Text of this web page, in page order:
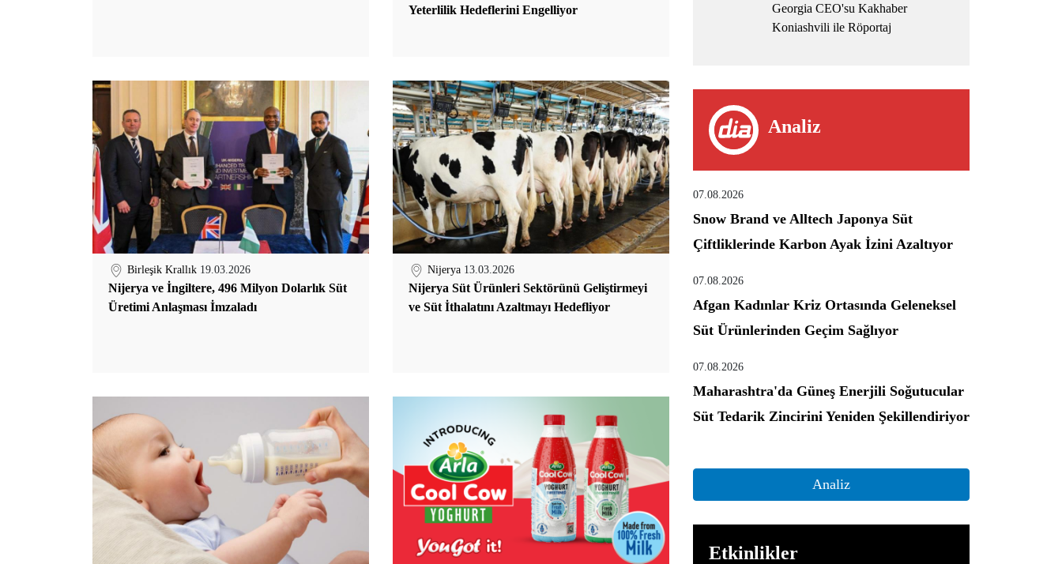
Yeterlilik Hedeflerini Engelliyor
Birleşik Krallık 19.03.2026
Nijerya ve İngiltere, 496 Milyon Dolarlık Süt
Üretimi Anlaşması İmzaladı
Nijerya 13.03.2026
Nijerya Süt Ürünleri Sektörünü Geliştirmeyi
ve Süt İthalatını Azaltmayı Hedefliyor
Georgia CEO'su Kakhaber
Koniashvili ile Röportaj
Analiz
07.08.2026
Snow Brand ve Alltech Japonya Süt
Çiftliklerinde Karbon Ayak İzini Azaltıyor
07.08.2026
Afgan Kadınlar Kriz Ortasında Geleneksel
Süt Ürünlerinden Geçim Sağlıyor
07.08.2026
Maharashtra'da Güneş Enerjili Soğutucular
Süt Tedarik Zincirini Yeniden Şekillendiriyor
Analiz
Etkinlikler